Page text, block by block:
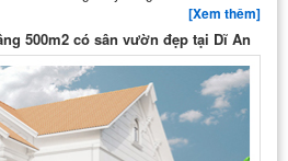
[Xem thêm]
500m2 có sân vườn đẹp tại Dĩ An